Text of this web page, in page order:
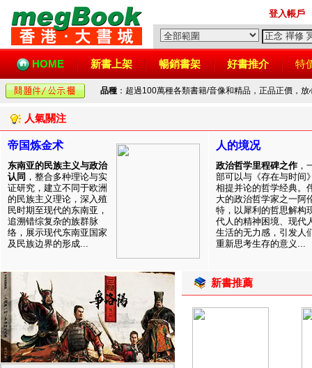
登入帳戶
HOME 新書上架 暢銷書架 好書推介 特
品種 ：超過100萬種各類書籍/音像和精品，正品正價，
人氣關注
帝国炼金术
东南亚的民族主义与政治
认同 ，整合多种理论与实
证研究，建立不同于欧洲
的民族主义理论，深入殖
民时期至现代的东南亚，
追溯错综复杂的族群脉
络，展示现代东南亚国家
及民族边界的形成...
人的境况
政治哲学里程碑之作 ，
部可以与《存在与时间
相提并论的哲学经典。
大的政治哲学家之一阿
特，以犀利的哲思解构
代人的精神困境、现代
生活的无力感，引发人
重新思考生存的意义...
新書推薦